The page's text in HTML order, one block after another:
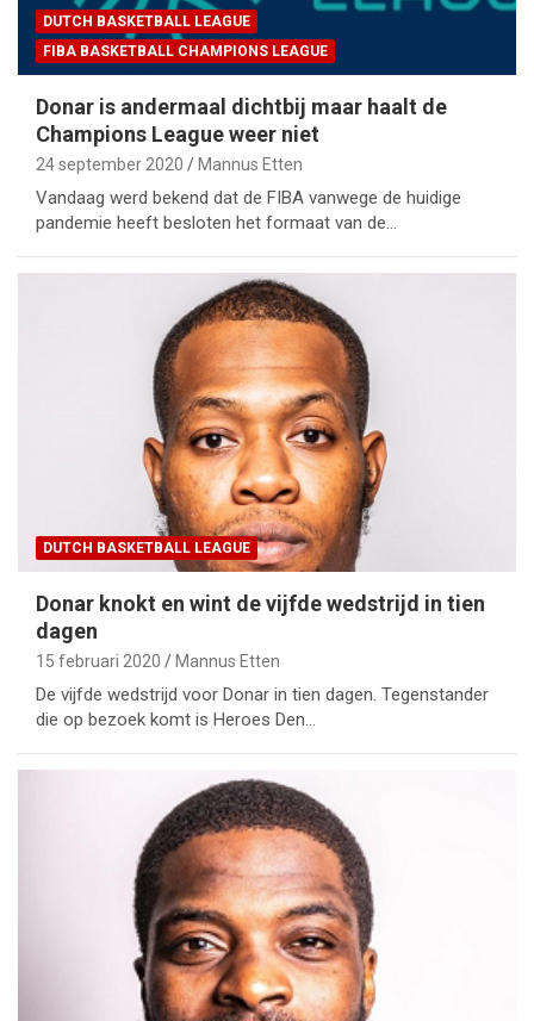
DUTCH BASKETBALL LEAGUE
FIBA BASKETBALL CHAMPIONS LEAGUE
Donar is andermaal dichtbij maar haalt de
Champions League weer niet
24 september 2020 Mannus Etten
Vandaag werd bekend dat de FIBA vanwege de huidige
pandemie heeft besloten het formaat van de…
DUTCH BASKETBALL LEAGUE
Donar knokt en wint de vijfde wedstrijd in tien
dagen
15 februari 2020 Mannus Etten
De vijfde wedstrijd voor Donar in tien dagen. Tegenstander
die op bezoek komt is Heroes Den…